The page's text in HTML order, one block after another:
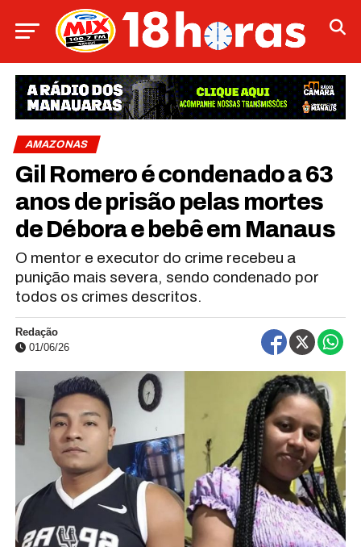
AMAZONAS
Gil Romero é condenado a 63
anos de prisão pelas mortes
de Débora e bebê em Manaus
O mentor e executor do crime recebeu a
punição mais severa, sendo condenado por
todos os crimes descritos.
Redação
01/06/26